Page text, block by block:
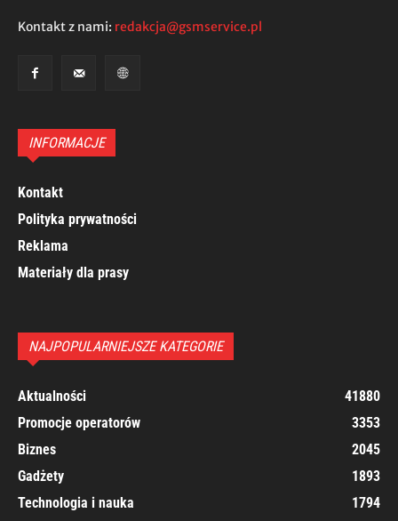
Kontakt z nami: redakcja@gsmservice.pl
INFORMACJE
Kontakt
Polityka prywatności
Reklama
Materiały dla prasy
NAJPOPULARNIEJSZE KATEGORIE
Aktualności
41880
Promocje operatorów
3353
Biznes
2045
Gadżety
1893
Technologia i nauka
1794